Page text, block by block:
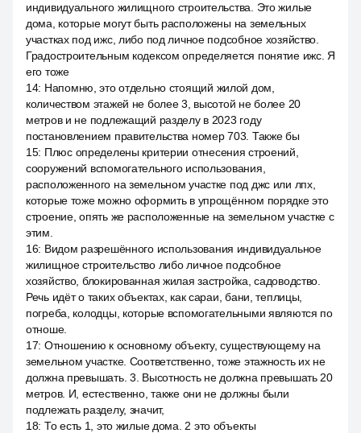
индивидуального жилищного строительства. Это жилые
дома, которые могут быть расположены на земельных
участках под ижс, либо под личное подсобное хозяйство.
Градостроительным кодексом определяется понятие ижс. Я
его тоже
14: Напомню, это отдельно стоящий жилой дом,
количеством этажей не более 3, высотой не более 20
метров и не подлежащий разделу в 2023 году
постановлением правительства номер 703. Также бы
15: Плюс определены критерии отнесения строений,
сооружений вспомогательного использования,
расположенного на земельном участке под джс или лпх,
которые тоже можно оформить в упрощённом порядке это
строение, опять же расположенные на земельном участке с
этим.
16: Видом разрешённого использования индивидуальное
жилищное строительство либо личное подсобное
хозяйство, блокированная жилая застройка, садоводство.
Речь идёт о таких объектах, как сараи, бани, теплицы,
погреба, колодцы, которые вспомогательными являются по
отноше.
17: Отношению к основному объекту, существующему на
земельном участке. Соответственно, тоже этажность их не
должна превышать. 3. Высотность не должна превышать 20
метров. И, естественно, также они не должны были
подлежать разделу, значит,
18: То есть 1, это жилые дома. 2 это объекты